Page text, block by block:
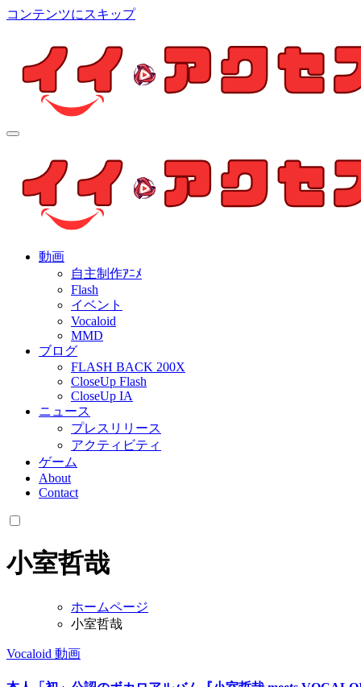
コンテンツにスキップ
個人制作アニメを中心とした動画紹介ブログ
動画
自主制作ｱﾆﾒ
Flash
イベント
Vocaloid
MMD
ブログ
FLASH BACK 200X
CloseUp Flash
CloseUp IA
ニュース
プレスリリース
アクティビティ
ゲーム
About
Contact
小室哲哉
ホームページ
小室哲哉
Vocaloid 動画